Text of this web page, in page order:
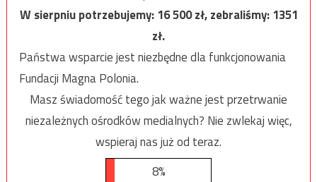
W sierpniu potrzebujemy:16 500zł, zebraliśmy:1351
zł.
Państwa wsparcie jest niezbędne dla funkcjonowania
Fundacji Magna Polonia.
Masz świadomość tego jak ważne jest przetrwanie
niezależnych ośrodków medialnych? Nie zwlekaj więc,
wspieraj nas już od teraz.
8%